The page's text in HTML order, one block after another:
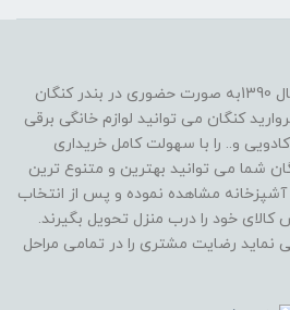
فروشگاه مروارید کنگان از سال 1390به صورت حضوری در بندر کنگان
کنگان می توانید لوازم خانگی برقی
و.. را با سهولت کامل خریداری
شما می توانید بهترین و متنوع ترین
آشپزخانه مشاهده نموده و پس از انتخاب
کالای خود را درب منزل تحویل بگیرند.
رضایت مشتری را در تمامی مراحل